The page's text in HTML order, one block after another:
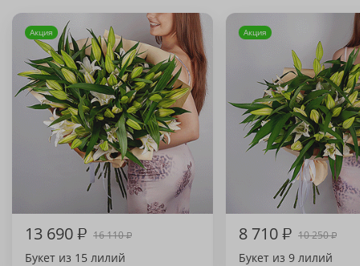
Акция
13 690₽ 16 110₽
Букет из 15 лилий
Акция
8 710₽ 10 250₽
Букет из 9 лилий